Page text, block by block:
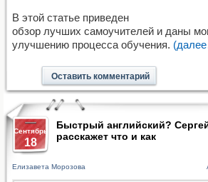
В этой статье приведен
обзор лучших самоучителей и даны
улучшению процесса обучения.
Оставить комментарий
Сентябрь
18
Быстрый английский?
расскажет что и как
Елизавета Морозова